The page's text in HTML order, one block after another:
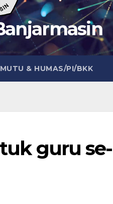
& HUMAS/PI/BKK
guru se-